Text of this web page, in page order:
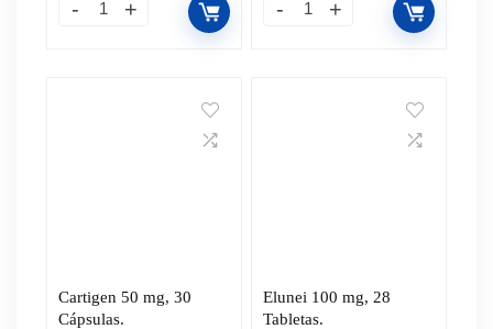
Cartigen 50 mg, 30
Cápsulas.
Elunei 100 mg, 28
Tabletas.